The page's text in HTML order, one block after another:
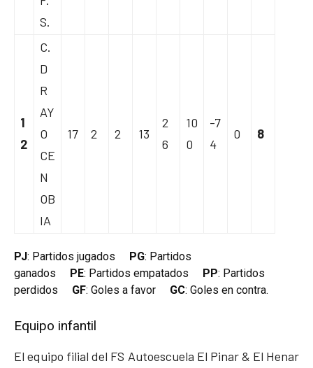
S.
1
2
C.
D
R
AY
O
CE
N
OB
IA
17 2 2 13
2
6
10
0
-7
4
0 8
PJ: Partidos jugados PG: Partidos
ganados PE: Partidos empatados PP: Partidos
perdidos GF: Goles a favor GC: Goles en contra.
Equipo infantil
El equipo filial del FS Autoescuela El Pinar & El Henar